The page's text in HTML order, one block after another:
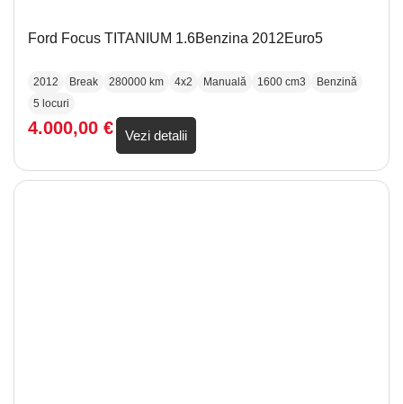
Ford Focus TITANIUM 1.6Benzina 2012Euro5
2012 Break 280000 km 4x2 Manuală 1600 cm3
Benzină
5 locuri
4.000,00 € Vezi detalii